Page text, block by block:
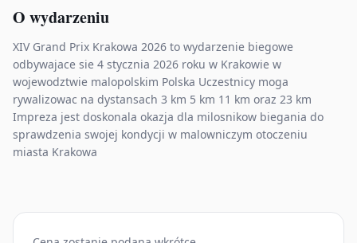
O wydarzeniu
XIV Grand Prix Krakowa 2026 to wydarzenie biegowe
odbywajace sie 4 stycznia 2026 roku w Krakowie w
wojewodztwie malopolskim Polska Uczestnicy moga
rywalizowac na dystansach 3 km 5 km 11 km oraz 23 km
Impreza jest doskonala okazja dla milosnikow biegania do
sprawdzenia swojej kondycji w malowniczym otoczeniu
miasta Krakowa